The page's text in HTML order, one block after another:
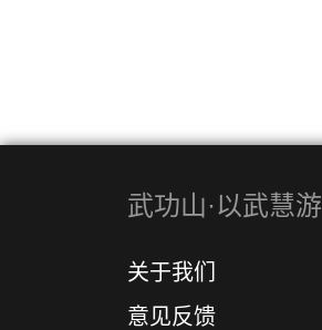
武功山·以武慧游
关于我们
意见反馈